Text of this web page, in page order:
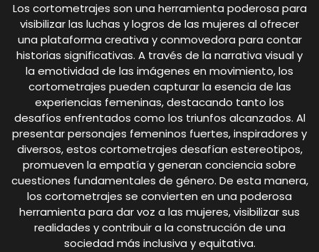
Los cortometrajes son una herramienta poderosa para
visibilizar las luchas y logros de las mujeres al ofrecer
una plataforma creativa y conmovedora para contar
historias significativas. A través de la narrativa visual y
la emotividad de las imágenes en movimiento, los
cortometrajes pueden capturar la esencia de las
experiencias femeninas, destacando tanto los
desafíos enfrentados como los triunfos alcanzados. Al
presentar personajes femeninos fuertes, inspiradores y
diversos, estos cortometrajes desafían estereotipos,
promueven la empatía y generan conciencia sobre
cuestiones fundamentales de género. De esta manera,
los cortometrajes se convierten en una poderosa
herramienta para dar voz a las mujeres, visibilizar sus
realidades y contribuir a la construcción de una
sociedad más inclusiva y equitativa.